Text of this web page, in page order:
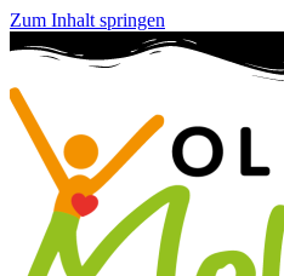
Zum Inhalt springen